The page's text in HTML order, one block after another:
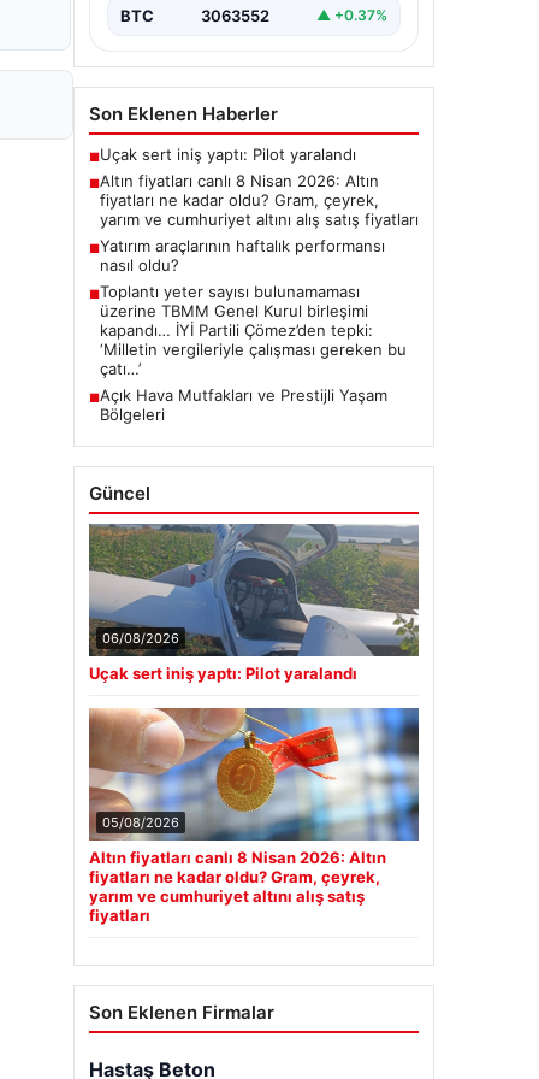
BTC 3063552 ▲ +0.37%
Son Eklenen Haberler
■Uçak sert iniş yaptı: Pilot yaralandı
■Altın fiyatları canlı 8 Nisan 2026: Altın
fiyatları ne kadar oldu? Gram, çeyrek,
yarım ve cumhuriyet altını alış satış fiyatları
■Yatırım araçlarının haftalık performansı
nasıl oldu?
■Toplantı yeter sayısı bulunamaması
üzerine TBMM Genel Kurul birleşimi
kapandı… İYİ Partili Çömez’den tepki:
‘Milletin vergileriyle çalışması gereken bu
çatı…’
■Açık Hava Mutfakları ve Prestijli Yaşam
Bölgeleri
Güncel
06/08/2026
Uçak sert iniş yaptı: Pilot yaralandı
05/08/2026
Altın fiyatları canlı 8 Nisan 2026: Altın
fiyatları ne kadar oldu? Gram, çeyrek,
yarım ve cumhuriyet altını alış satış
fiyatları
Son Eklenen Firmalar
Hastaş Beton